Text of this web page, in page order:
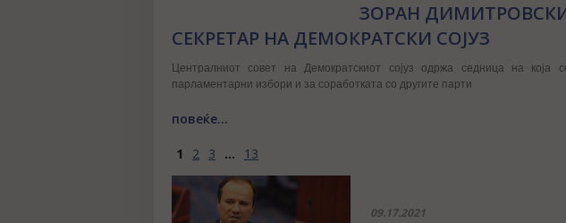
ЗОРАН
СЕКРЕТАР НА ДЕМОКРАТСКИ СОЈУЗ
Централниот совет на Демократскиот сојуз одржа седница на која
парламентарни избори и за соработката со другите парти
повеќе...
1 2 3 ... 13
09.17.2021